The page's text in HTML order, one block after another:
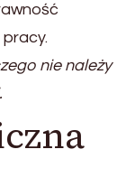
nie należy